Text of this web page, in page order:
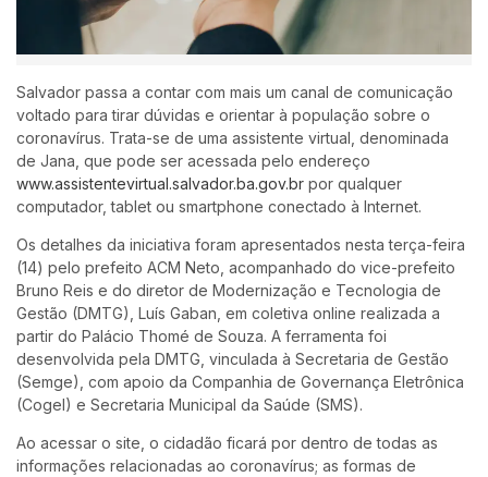
Salvador passa a contar com mais um canal de comunicação
voltado para tirar dúvidas e orientar à população sobre o
coronavírus. Trata-se de uma assistente virtual, denominada
de Jana, que pode ser acessada pelo endereço
www.assistentevirtual.salvador.ba.gov.br por qualquer
computador, tablet ou smartphone conectado à Internet.
Os detalhes da iniciativa foram apresentados nesta terça-feira
(14) pelo prefeito ACM Neto, acompanhado do vice-prefeito
Bruno Reis e do diretor de Modernização e Tecnologia de
Gestão (DMTG), Luís Gaban, em coletiva online realizada a
partir do Palácio Thomé de Souza. A ferramenta foi
desenvolvida pela DMTG, vinculada à Secretaria de Gestão
(Semge), com apoio da Companhia de Governança Eletrônica
(Cogel) e Secretaria Municipal da Saúde (SMS).
Ao acessar o site, o cidadão ficará por dentro de todas as
informações relacionadas ao coronavírus; as formas de